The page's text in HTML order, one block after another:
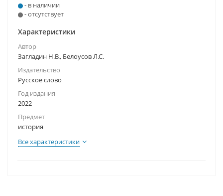
- в наличии
- отсутствует
Характеристики
Автор
Загладин Н.В., Белоусов Л.С.
Издательство
Русское слово
Год издания
2022
Предмет
история
Все характеристики